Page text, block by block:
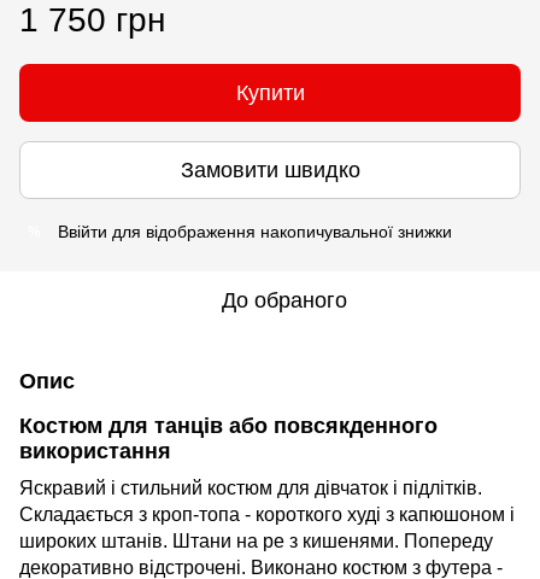
1 750 грн
Купити
Замовити швидко
Ввійти для відображення накопичувальної знижки
До обраного
Опис
Костюм для танців або повсякденного
використання
Яскравий і стильний костюм для дівчаток і підлітків.
Складається з кроп-топа - короткого худі з капюшоном і
широких штанів. Штани на ре з кишенями. Попереду
декоративно відстрочені. Виконано костюм з футера -